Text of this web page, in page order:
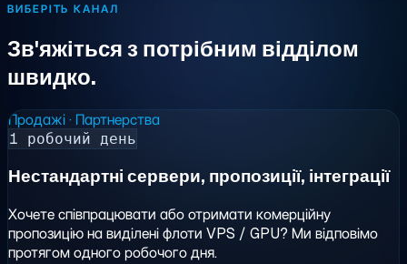
ВИБЕРІТЬ КАНАЛ
Зв'яжіться з потрібним відділом
швидко.
Продажі · Партнерства
1 робочий день
Нестандартні сервери, пропозиції, інтеграції
Хочете співпрацювати або отримати комерційну
пропозицію на виділені флоти VPS / GPU? Ми відповімо
протягом одного робочого дня.